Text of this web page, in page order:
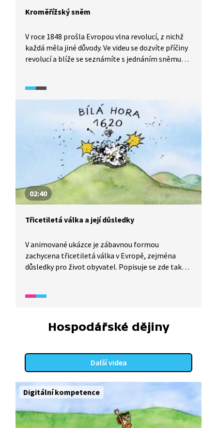
Kroměřížský sněm
V roce 1848 prošla Evropou vlna revolucí, z nichž
každá měla jiné důvody. Ve videu se dozvíte příčiny
revolucí a blíže se seznámíte s jednáním sněmu
02:40
Třicetiletá válka a její důsledky
V animované ukázce je zábavnou formou
zachycena třicetiletá válka v Evropě, zejména
důsledky pro život obyvatel. Popisuje se zde také
Hospodářské dějiny
Další videa
Digitální kompetence